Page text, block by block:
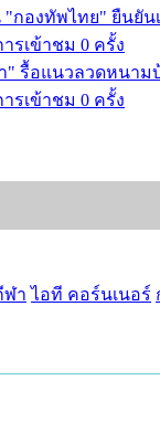
กองทัพไทย" ยืนยัน
ารเข้าชม 0 ครั้ง
" รื้อแนวลวดหนาม
ารเข้าชม 0 ครั้ง
ฬา ไอที คอร์นเนอร์